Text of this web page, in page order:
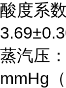
酸度系
蒸汽压
mmHg